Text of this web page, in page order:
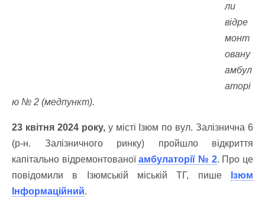
ли
відре
монт
овану
амбул
аторі
ю № 2 (медпункт).
23 квітня 2024 року,у місті Ізюм по вул. Залізнична 6
(р-н. Залізничного ринку) пройшло відкриття
капітально відремонтованоїамбулаторії № 2. Про це
повідомили в Ізюмській міській ТГ, пише
Ізюм
Інформаційний.